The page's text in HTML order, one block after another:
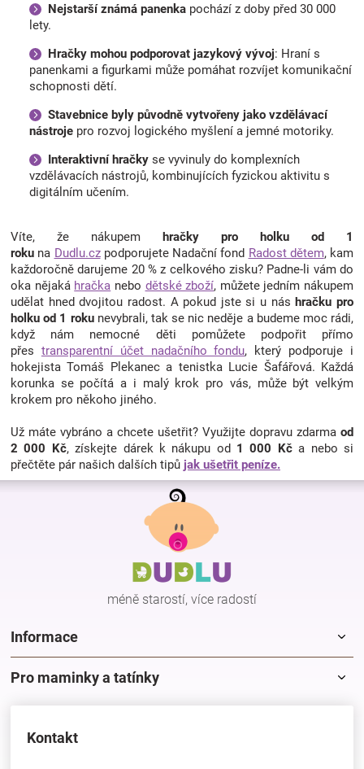
Nejstarší známá panenkapochází z doby před 30 000
lety.
Hračky mohou podporovat jazykový vývoj: Hraní s
panenkami a figurkami může pomáhat rozvíjet komunikační
schopnosti dětí.
Stavebnice byly původně vytvořeny jako vzdělávací
nástrojepro rozvoj logického myšlení a jemné motoriky.
Interaktivní hračkyse vyvinuly do komplexních
vzdělávacích nástrojů, kombinujících fyzickou aktivitu s
digitálním učením.
Víte, že nákupem hračky pro holku od 1
roku na Dudlu.czpodporujete Nadační fond Radost dětem, kam
každoročně darujeme 20 % z celkového zisku? Padne-li vám do
oka nějaká hračka nebo dětské zboží, můžete jedním nákupem
udělat hned dvojitou radost. A pokud jste si u náshračku pro
holku od 1 roku nevybrali, tak se nic neděje a budeme moc rádi,
když nám nemocné děti pomůžete podpořit přímo
přes transparentní účet nadačního fondu, který podporuje i
hokejista Tomáš Plekanec a tenistka Lucie Šafářová. Každá
korunka se počítá a i malý krok pro vás, může být velkým
krokem pro někoho jiného.
Už máte vybráno a chcete ušetřit? Využijte dopravu zdarma od
2 000 Kč, získejte dárek k nákupu od 1 000 Kč a nebo si
přečtěte pár našich dalších tipů jak ušetřit peníze.
Z
méně starostí, více radostí
Informace
Pro maminky a tatínky
Kontakt